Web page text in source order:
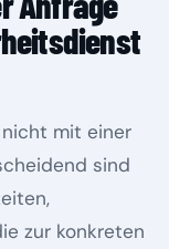
mit einer
sind
zur konkreten